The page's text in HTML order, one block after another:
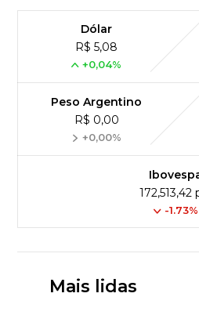
Dólar
R$ 5,08
+0,04%
Peso Argentino
R$ 0,00
+0,00%
172,513,42
-1.73%
Mais lidas